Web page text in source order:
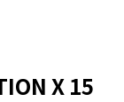
X 15